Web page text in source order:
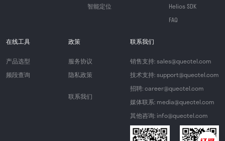
智能定位
Helios SDK
FAQ
在线工具
产品选型
频段查询
政策
服务协议
隐私政策
联系我们
联系我们
销售支持: sales@quectel.com
技术支持: support@quectel.com
招聘: career@quectel.com
媒体联系: media@quectel.com
其他咨询: info@quectel.com